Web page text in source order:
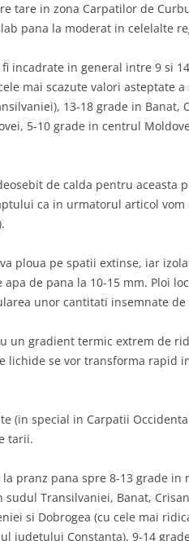
tare in zona Carpatilor de
pana la moderat in celelalte
incadrate in general intre 9 si
mai scazute valori asteptate
13-18 grade in Banat,
5-10 grade in centrul
de calda pentru aceasta
ca in urmatorul articol vom
ploua pe spatii extinse, iar
de pana la 10-15 mm. Ploi
unor cantitati insemnate de
un gradient termic extrem de
lichide se vor transforma rapid
(in special in Carpatii
tarii.
pranz pana spre 8-13 grade in
sudul Transilvaniei, Banat,
si Dobrogea (cu cele mai
judetului Constanta), 9-14